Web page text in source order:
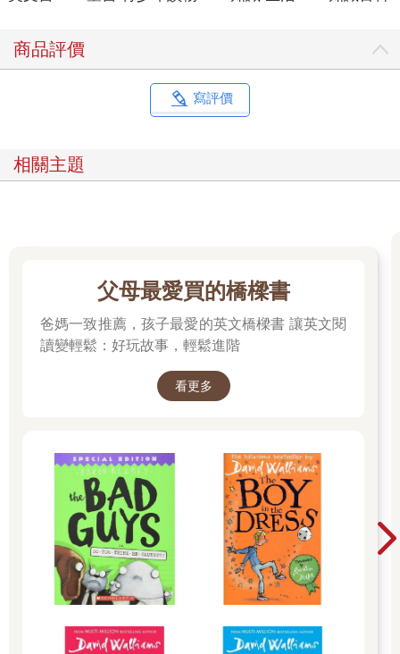
商品評價
寫評價
相關主題
父母最愛買的橋樑書
爸媽一致推薦，孩子最愛的英文橋樑書 讓英文閱
讀變輕鬆：好玩故事，輕鬆進階
看更多